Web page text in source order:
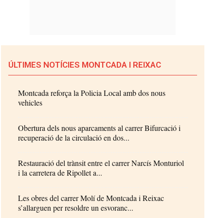
ÚLTIMES NOTÍCIES MONTCADA I REIXAC
Montcada reforça la Policia Local amb dos nous
vehicles
Obertura dels nous aparcaments al carrer Bifurcació i
recuperació de la circulació en dos...
Restauració del trànsit entre el carrer Narcís Monturiol
i la carretera de Ripollet a...
Les obres del carrer Molí de Montcada i Reixac
s’allarguen per resoldre un esvoranc...